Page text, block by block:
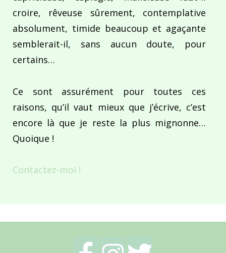
croire, rêveuse sûrement, contemplative
absolument, timide beaucoup et agaçante
semblerait-il, sans aucun doute, pour
certains…
Ce sont assurément pour toutes ces
raisons, qu’il vaut mieux que j’écrive, c’est
encore là que je reste la plus mignonne…
Quoique !
Contactez-moi !